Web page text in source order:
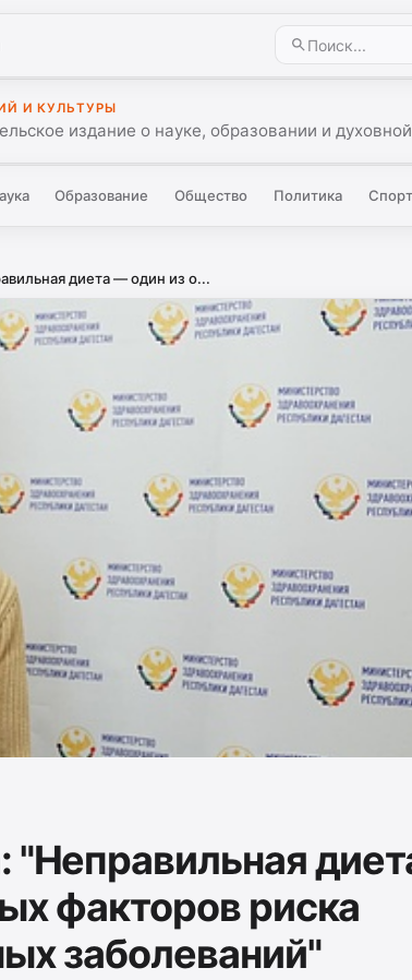
И КУЛЬТУРЫ
издание о науке, образовании и
Образование Общество Политика Спорт
диета — один из о...
"Неправильная
факторов риска
заболеваний"